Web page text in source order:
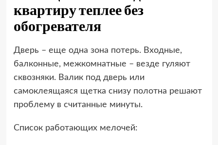
квартиру теплее без
обогревателя
Дверь – еще одна зона потерь. Входные,
балконные, межкомнатные – везде гуляют
сквозняки. Валик под дверь или
самоклеящаяся щетка снизу полотна решают
проблему в считанные минуты.
Список работающих мелочей: